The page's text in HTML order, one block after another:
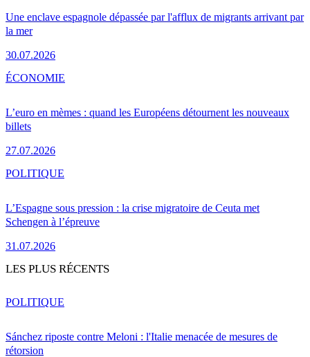
Une enclave espagnole dépassée par l'afflux de migrants arrivant par
la mer
30.07.2026
L’euro en mèmes : quand les Européens détournent les nouveaux
billets
27.07.2026
ÉCONOMIE
L’Espagne sous pression : la crise migratoire de Ceuta met
Schengen à l’épreuve
31.07.2026
POLITIQUE
LES PLUS RÉCENTS
Sánchez riposte contre Meloni : l'Italie menacée de mesures de
rétorsion
POLITIQUE